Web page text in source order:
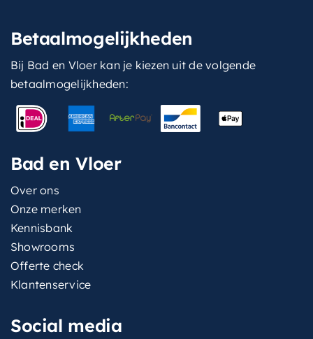
Betaalmogelijkheden
Bij Bad en Vloer kan je kiezen uit de volgende
betaalmogelijkheden:
Bad en Vloer
Over ons
Onze merken
Kennisbank
Showrooms
Offerte check
Klantenservice
Social media